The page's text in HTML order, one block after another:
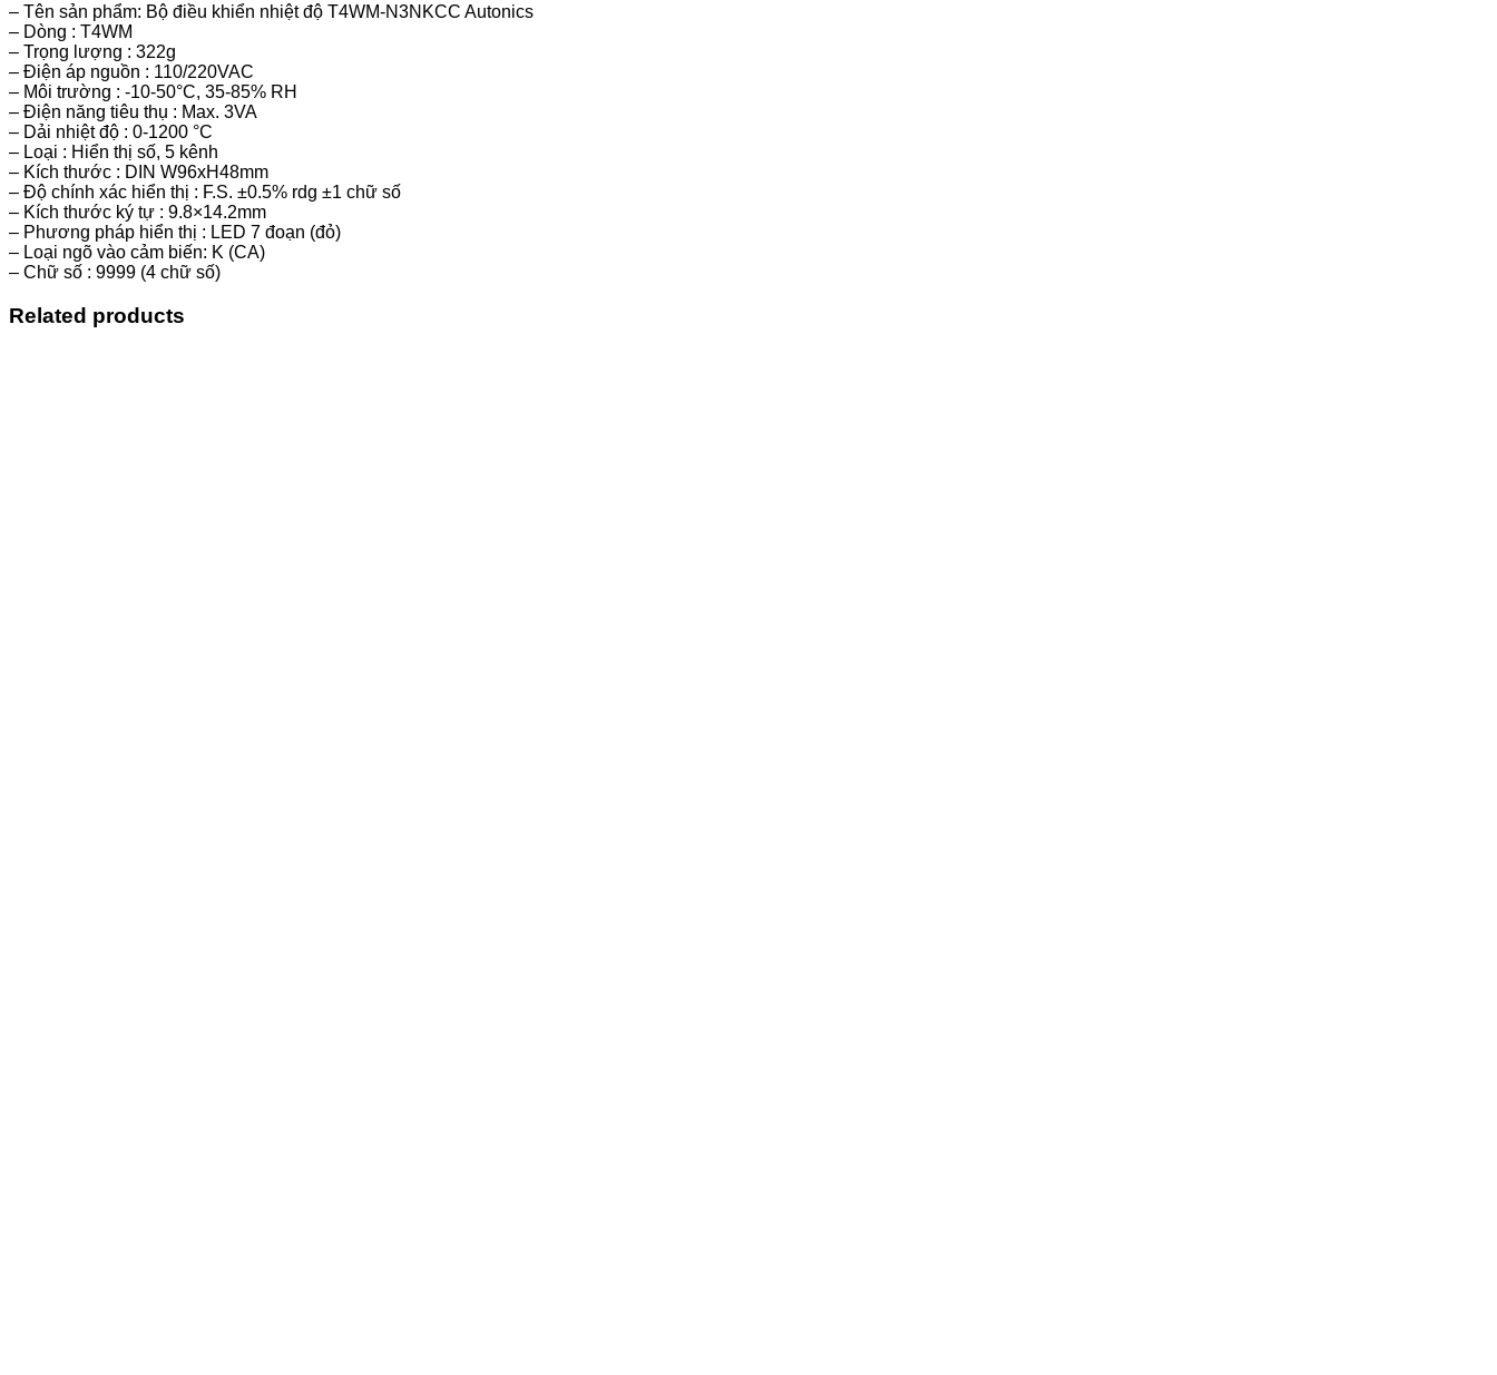
– Tên sản phẩm: Bộ điều khiển nhiệt độ T4WM-N3NKCC Autonics
– Dòng : T4WM
– Trọng lượng : 322g
– Điện áp nguồn : 110/220VAC
– Môi trường : -10-50°C, 35-85% RH
– Điện năng tiêu thụ : Max. 3VA
– Dải nhiệt độ : 0-1200 °C
– Loại : Hiển thị số, 5 kênh
– Kích thước : DIN W96xH48mm
– Độ chính xác hiển thị : F.S. ±0.5% rdg ±1 chữ số
– Kích thước ký tự : 9.8×14.2mm
– Phương pháp hiển thị : LED 7 đoạn (đỏ)
– Loại ngõ vào cảm biến: K (CA)
– Chữ số : 9999 (4 chữ số)
Related products